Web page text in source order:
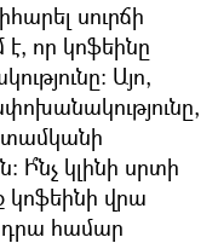
սուրճի
է, որ կոֆեինը
Այո,
կլինի սրտի
կոֆեինի վրա
դրա համար